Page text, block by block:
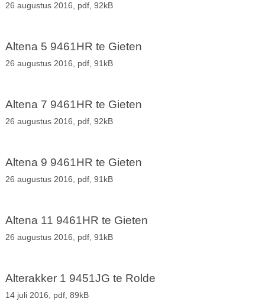
26 augustus 2016, pdf, 92kB
Altena 5 9461HR te Gieten
26 augustus 2016, pdf, 91kB
Altena 7 9461HR te Gieten
26 augustus 2016, pdf, 92kB
Altena 9 9461HR te Gieten
26 augustus 2016, pdf, 91kB
Altena 11 9461HR te Gieten
26 augustus 2016, pdf, 91kB
Alterakker 1 9451JG te Rolde
14 juli 2016, pdf, 89kB